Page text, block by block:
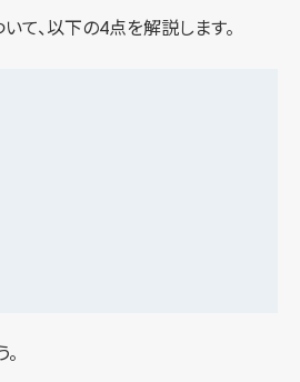
て、以下の4点を解説します。